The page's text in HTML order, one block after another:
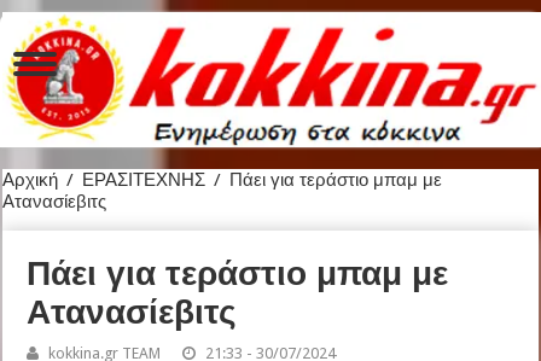
Αρχική / ΕΡΑΣΙΤΕΧΝΗΣ / Πάει για τεράστιο μπαμ με
Ατανασίεβιτς
Πάει για τεράστιο μπαμ με
Ατανασίεβιτς
kokkina.gr TEAM 21:33 - 30/07/2024